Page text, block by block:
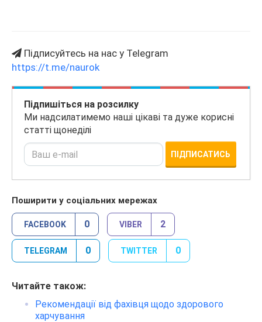
Підписуйтесь на нас у Telegram
https://t.me/naurok
Підпишіться на розсилку
Ми надсилатимемо наші цікаві та дуже корисні
статті щонеділі
ПІДПИСАТИСЬ
Поширити у соціальних мережах
FACEBOOK 0 VIBER 2
TELEGRAM 0 TWITTER 0
Читайте також:
Рекомендації від фахівця щодо здорового
харчування